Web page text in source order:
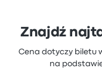
Znajdź
Cena dotyczy biletu
na